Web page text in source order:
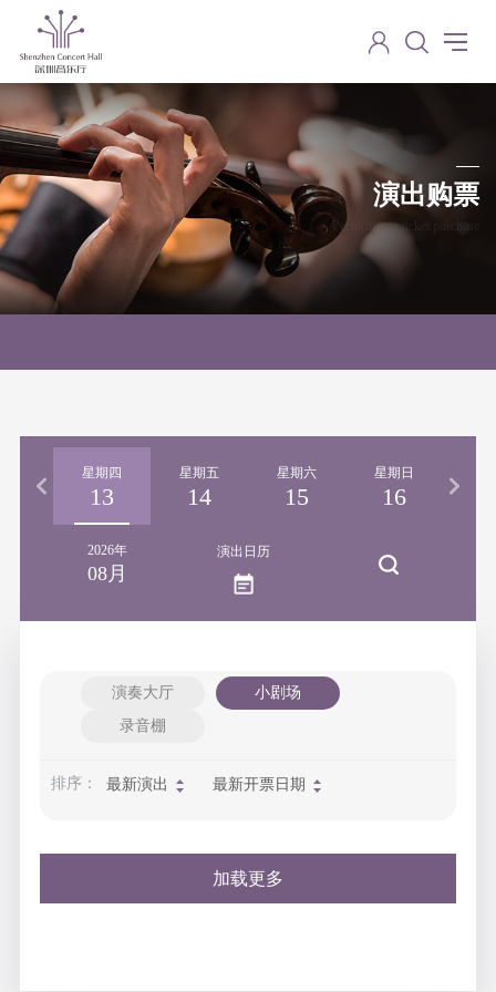
演出购票
Performance ticket purchase
星期四
13
星期五
14
星期六
15
星期日
16
2026年
08月
演出日历
演奏大厅
小剧场
录音棚
排序： 最新演出 最新开票日期
加载更多